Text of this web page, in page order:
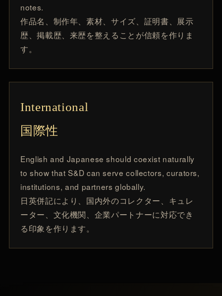
notes.
作品名、制作年、素材、サイズ、証明書、展示
歴、掲載歴、来歴を整えることが信頼を作りま
す。
International
国際性
English and Japanese should coexist naturally
to show that S&D can serve collectors, curators,
institutions, and partners globally.
日英併記により、国内外のコレクター、キュレ
ーター、文化機関、企業パートナーに対応でき
る印象を作ります。